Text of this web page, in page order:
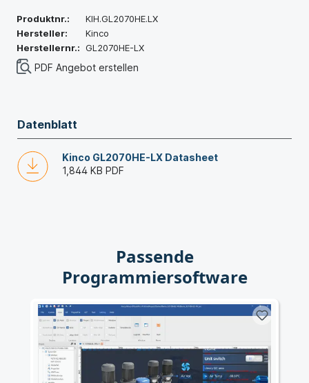
Produktnr.:
KIH.GL2070HE.LX
Hersteller:
Kinco
Herstellernr.: GL2070HE-LX
PDF Angebot erstellen
Datenblatt
Kinco GL2070HE-LX Datasheet
1,844 KB PDF
Passende
Programmiersoftware